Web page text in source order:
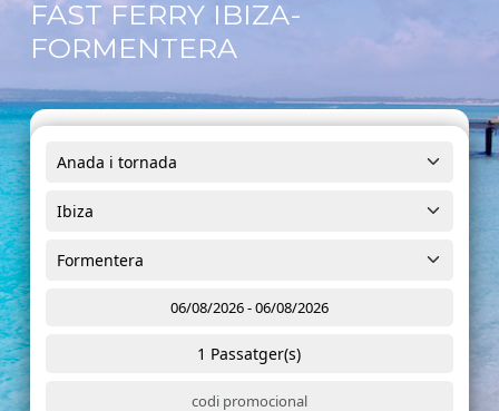
FAST FERRY IBIZA-
FORMENTERA
1 Passatger(s)